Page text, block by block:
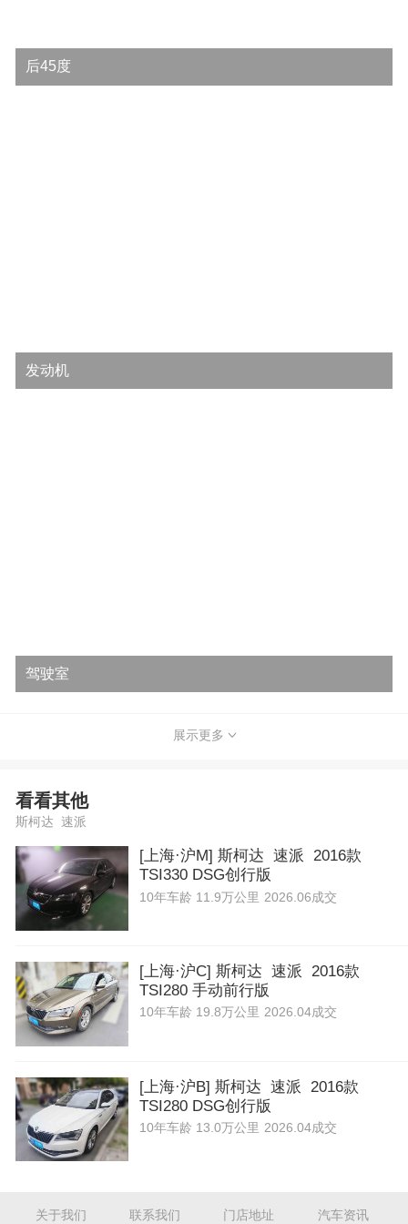
后45度
发动机
驾驶室
展示更多
看看其他
斯柯达 速派
[上海·沪M] 斯柯达 速派 2016款
TSI330 DSG创行版
10年车龄 11.9万公里 2026.06成交
[上海·沪C] 斯柯达 速派 2016款
TSI280 手动前行版
10年车龄 19.8万公里 2026.04成交
[上海·沪B] 斯柯达 速派 2016款
TSI280 DSG创行版
10年车龄 13.0万公里 2026.04成交
关于我们 联系我们 门店地址 汽车资讯